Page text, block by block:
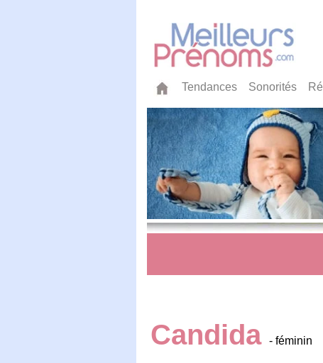
Tendances Sonorités
Candida - féminin